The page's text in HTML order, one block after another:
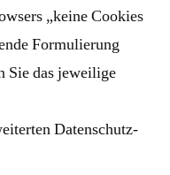
„keine Cookies
Formulierung
Sie das jeweilige
Datenschutz-